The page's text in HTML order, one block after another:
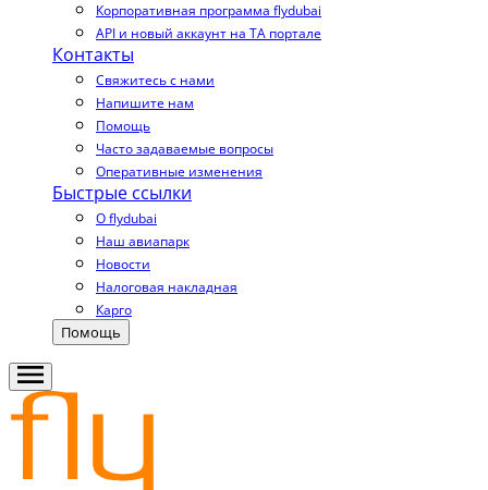
Корпоративная программа flydubai
API и новый аккаунт на TA портале
Контакты
Свяжитесь с нами
Напишите нам
Помощь
Часто задаваемые вопросы
Оперативные изменения
Быстрые ссылки
О flydubai
Наш авиапарк
Новости
Налоговая накладная
Карго
Помощь